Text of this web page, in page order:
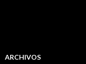
ARCHIVOS